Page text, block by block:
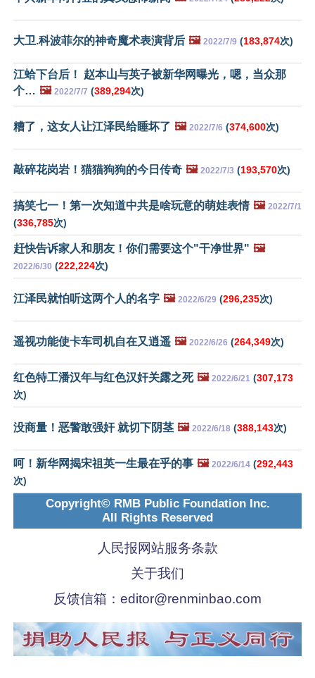
大卫.科波菲尔的神奇魔术表演背后 🖼️ 2022/7/9 (183,874次)
江蛤下台后！ 赵本山与英子被新华网曝光，嗯，当众那
个… 🖼️ 2022/7/7 (389,294次)
糟了，这女人让江泽民给睡坏了 🖼️ 2022/7/6 (374,600次)
敲碎花岗岩！猫猫狗狗的今日传奇 🖼️ 2022/7/3 (193,570次)
搞笑七一！第一次知道中共是啥玩意的萌娃表情 🖼️ 2022/7/1
(336,785次)
赶快告诉家人和朋友！你们需要这个"干净世界" 🖼️
2022/6/30 (222,224次)
江泽民就怕听这两个人的名字 🖼️ 2022/6/29 (296,235次)
遥视功能使卡车司机自在又逍遥 🖼️ 2022/6/26 (264,349次)
红色特工潘汉年与红色汉奸关露之死 🖼️ 2022/6/21 (307,173
次)
没商量！恶警敢强奸 就切下阴茎 🖼️ 2022/6/18 (388,143次)
呵！新华网揭宋祖英一生最在乎的事 🖼️ 2022/6/14 (292,443
次)
Copyright© RMB Public Foundation Inc.
All Rights Reserved
人民报网站服务条款
关于我们
反馈信箱： editor@renminbao.com